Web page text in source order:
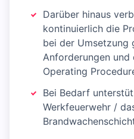
Darüber hinaus
kontinuierlich die
bei der Umsetzung
Anforderungen und
Operating
Bei Bedarf
Werkfeuerwehr /